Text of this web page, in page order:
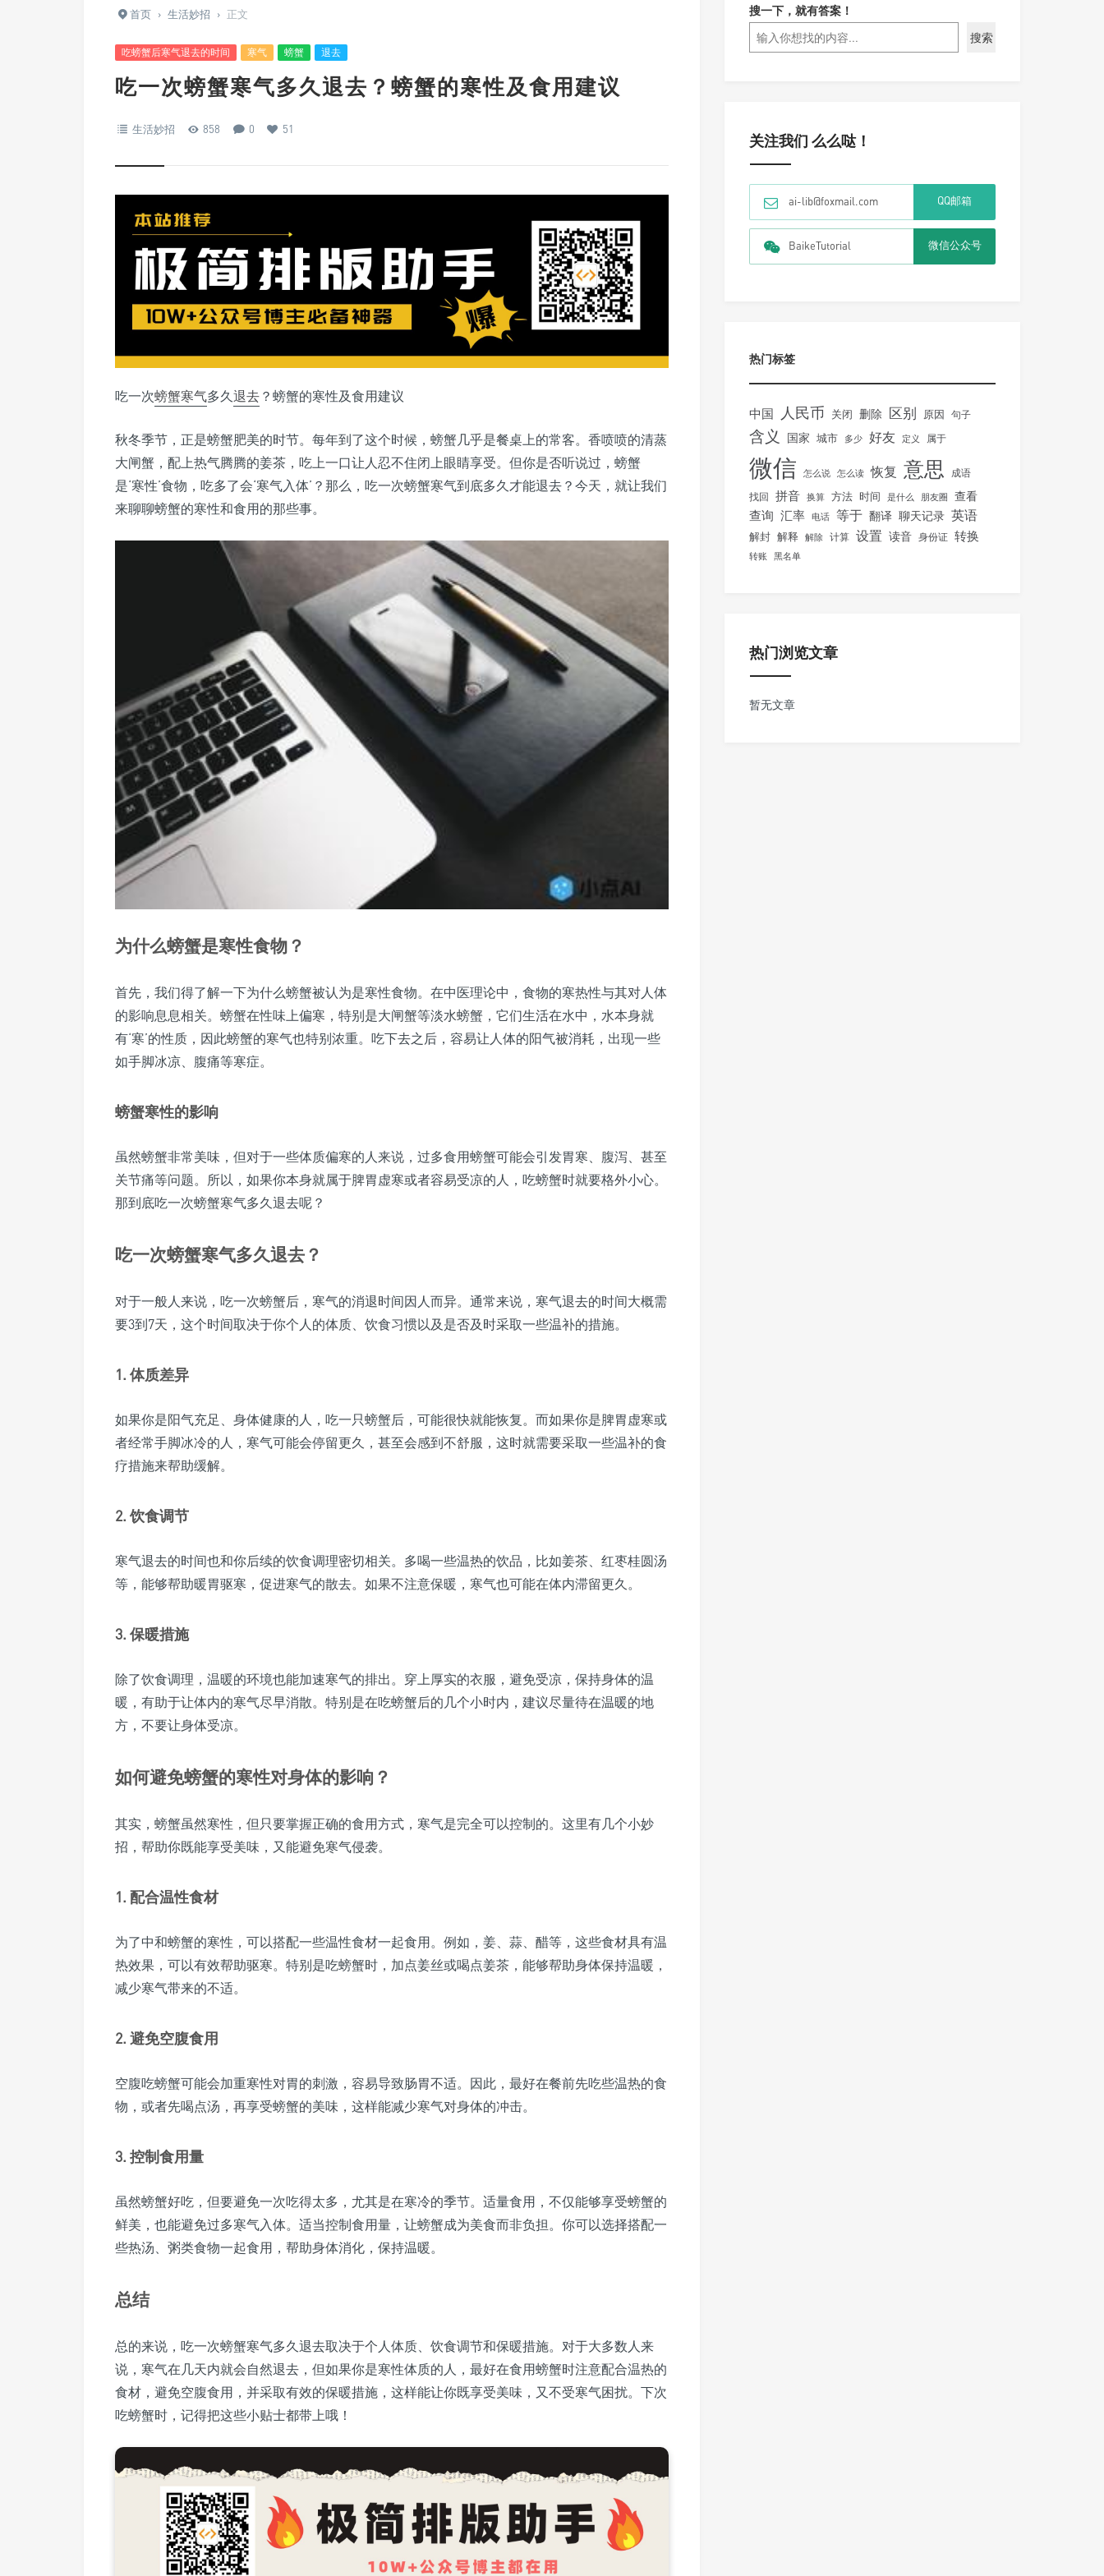
首页 › 生活妙招 › 正文
吃螃蟹后寒气退去的时间 寒气 螃蟹 退去
吃一次螃蟹寒气多久退去？螃蟹的寒性及食用建议
生活妙招 858 0 51
吃一次螃蟹寒气多久 退去 ？螃蟹的寒性及食用建议
秋冬季节，正是螃蟹肥美的时节。每年到了这个时候，螃蟹几乎是餐桌上的常客。香喷喷的清蒸
大闸蟹，配上热气腾腾的姜茶，吃上一口让人忍不住闭上眼睛享受。但你是否听说过，螃蟹
是‘寒性’食物，吃多了会‘寒气入体’？那么，吃一次螃蟹寒气到底多久才能退去？今天，就让我们
来聊聊螃蟹的寒性和食用的那些事。
为什么螃蟹是寒性食物？
首先，我们得了解一下为什么螃蟹被认为是寒性食物。在中医理论中，食物的寒热性与其对人体
的影响息息相关。螃蟹在性味上偏寒，特别是大闸蟹等淡水螃蟹，它们生活在水中，水本身就
有‘寒’的性质，因此螃蟹的寒气也特别浓重。吃下去之后，容易让人体的阳气被消耗，出现一些
如手脚冰凉、腹痛等寒症。
螃蟹寒性的影响
虽然螃蟹非常美味，但对于一些体质偏寒的人来说，过多食用螃蟹可能会引发胃寒、腹泻、甚至
关节痛等问题。所以，如果你本身就属于脾胃虚寒或者容易受凉的人，吃螃蟹时就要格外小心。
那到底吃一次螃蟹寒气多久退去呢？
吃一次螃蟹寒气多久退去？
对于一般人来说，吃一次螃蟹后，寒气的消退时间因人而异。通常来说，寒气退去的时间大概需
要3到7天，这个时间取决于你个人的体质、饮食习惯以及是否及时采取一些温补的措施。
1. 体质差异
如果你是阳气充足、身体健康的人，吃一只螃蟹后，可能很快就能恢复。而如果你是脾胃虚寒或
者经常手脚冰冷的人，寒气可能会停留更久，甚至会感到不舒服，这时就需要采取一些温补的食
疗措施来帮助缓解。
2. 饮食调节
寒气退去的时间也和你后续的饮食调理密切相关。多喝一些温热的饮品，比如姜茶、红枣桂圆汤
等，能够帮助暖胃驱寒，促进寒气的散去。如果不注意保暖，寒气也可能在体内滞留更久。
3. 保暖措施
除了饮食调理，温暖的环境也能加速寒气的排出。穿上厚实的衣服，避免受凉，保持身体的温
暖，有助于让体内的寒气尽早消散。特别是在吃螃蟹后的几个小时内，建议尽量待在温暖的地
方，不要让身体受凉。
如何避免螃蟹的寒性对身体的影响？
其实，螃蟹虽然寒性，但只要掌握正确的食用方式，寒气是完全可以控制的。这里有几个小妙
招，帮助你既能享受美味，又能避免寒气侵袭。
1. 配合温性食材
为了中和螃蟹的寒性，可以搭配一些温性食材一起食用。例如，姜、蒜、醋等，这些食材具有温
热效果，可以有效帮助驱寒。特别是吃螃蟹时，加点姜丝或喝点姜茶，能够帮助身体保持温暖，
减少寒气带来的不适。
2. 避免空腹食用
空腹吃螃蟹可能会加重寒性对胃的刺激，容易导致肠胃不适。因此，最好在餐前先吃些温热的食
物，或者先喝点汤，再享受螃蟹的美味，这样能减少寒气对身体的冲击。
3. 控制食用量
虽然螃蟹好吃，但要避免一次吃得太多，尤其是在寒冷的季节。适量食用，不仅能够享受螃蟹的
鲜美，也能避免过多寒气入体。适当控制食用量，让螃蟹成为美食而非负担。你可以选择搭配一
些热汤、粥类食物一起食用，帮助身体消化，保持温暖。
总结
总的来说，吃一次螃蟹寒气多久退去取决于个人体质、饮食调节和保暖措施。对于大多数人来
说，寒气在几天内就会自然退去，但如果你是寒性体质的人，最好在食用螃蟹时注意配合温热的
食材，避免空腹食用，并采取有效的保暖措施，这样能让你既享受美味，又不受寒气困扰。下次
吃螃蟹时，记得把这些小贴士都带上哦！
搜一下，就有答案！
搜索
关注我们 么么哒！
ai-lib@foxmail.com QQ邮箱
BaikeTutorial 微信公众号
热门标签
中国 人民币 关闭 删除 区别 原因 句子
含义 国家 城市 多少 好友 定义 属于
微信 怎么说 怎么读 恢复 意思 成语
找回 拼音 换算 方法 时间 是什么 朋友圈 查看
查询 汇率 电话 等于 翻译 聊天记录 英语
解封 解释 解除 计算 设置 读音 身份证 转换
转账 黑名单
热门浏览文章
暂无文章